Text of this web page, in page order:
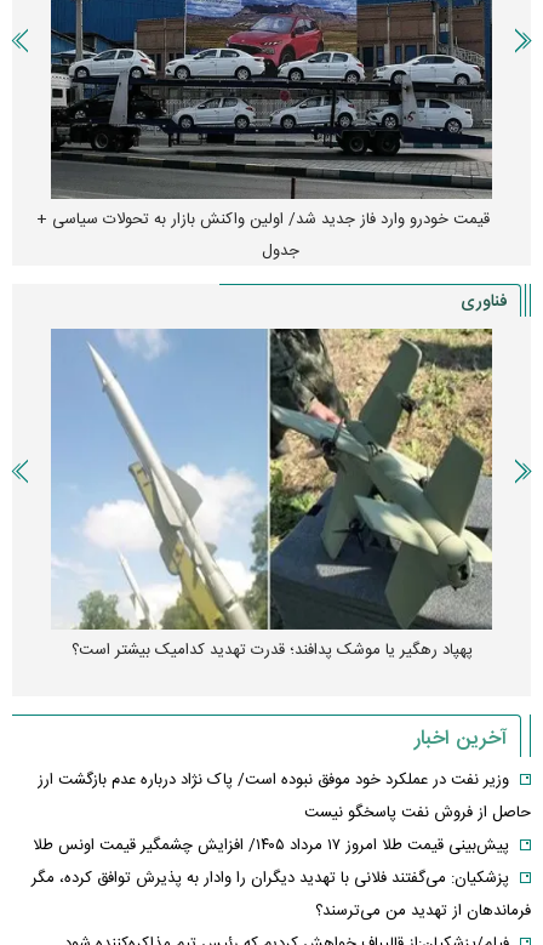
قیمت خودرو وارد فاز جدید شد/ اولین واکنش بازار به تحولات سیاسی +
جدول
فناوری
پهپاد رهگیر یا موشک پدافند؛ قدرت تهدید کدامیک بیشتر است؟
آخرین اخبار
وزیر نفت در عملکرد خود موفق نبوده است/ پاک نژاد درباره عدم بازگشت ارز
حاصل از فروش نفت پاسخگو نیست
پیش‌بینی قیمت طلا امروز ۱۷ مرداد ۱۴۰۵/ افزایش چشمگیر قیمت اونس طلا
پزشکیان: می‌گفتند فلانی با تهدید دیگران را وادار به پذیرش توافق کرده، مگر
فرماندهان از تهدید من می‌ترسند؟